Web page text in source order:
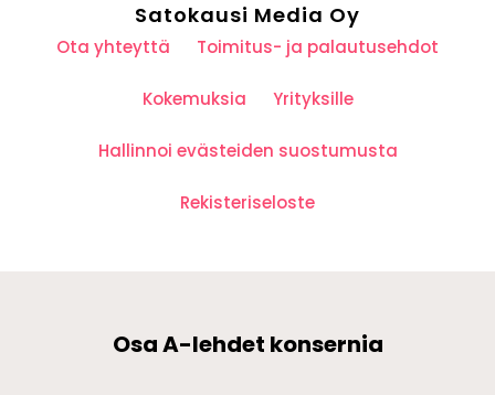
Satokausi Media Oy
Ota yhteyttä Toimitus- ja palautusehdot
Kokemuksia Yrityksille
Hallinnoi evästeiden suostumusta
Rekisteriseloste
Osa A-lehdet konsernia